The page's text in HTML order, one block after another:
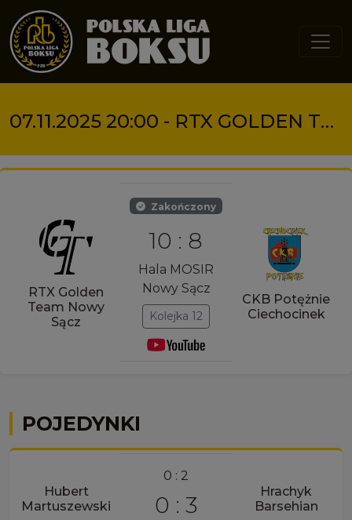
Przejdź do treści
07.11.2025 20:00 - RTX GOLDEN TEAM NOWY SĄCZ VS CKB POTĘŻNIE CIECHOCINEK
RTX Golden
Team Nowy
Sącz
Zakończony
10 : 8
Hala MOSIR
Nowy Sącz
Kolejka 12
CKB Potężnie
Ciechocinek
POJEDYNKI
Hubert
Martuszewski
0 : 2
0 : 3
Hrachyk
Barsehian